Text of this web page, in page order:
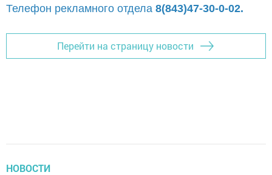
Телефон рекламного отдела 8(843)47-30-0-02.
Перейти на страницу новости
НОВОСТИ